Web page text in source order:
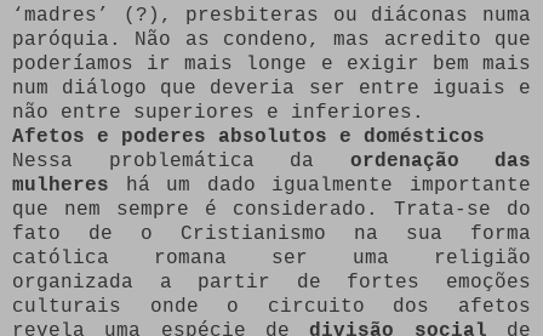
‘madres’ (?), presbiteras ou diáconas numa
paróquia. Não as condeno, mas acredito que
poderíamos ir mais longe e exigir bem mais
num diálogo que deveria ser entre iguais e
não entre superiores e inferiores.
Afetos e poderes absolutos e domésticos
Nessa problemática da ordenação das
mulheres há um dado igualmente importante
que nem sempre é considerado. Trata-se do
fato de o Cristianismo na sua forma
católica romana ser uma religião
organizada a partir de fortes emoções
culturais onde o circuito dos afetos
revela uma espécie dedivisão social de